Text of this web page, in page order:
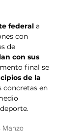
federal a
con
de
con sus
final se
de la
concretas en
Manzo